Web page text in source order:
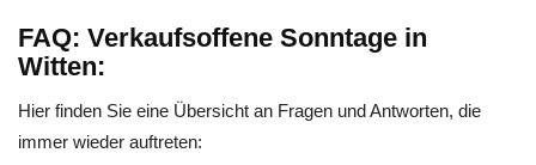
FAQ: Verkaufsoffene Sonntage in
Witten:
Hier finden Sie eine Übersicht an Fragen und Antworten, die
immer wieder auftreten: